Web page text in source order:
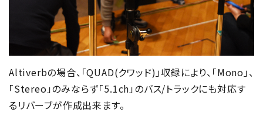
Altiverbの場合、「QUAD(クワッド)」収録により、「Mono」、
「Stereo」のみならず「5.1ch」のバス/トラックにも対応す
るリバーブが作成出来ます。